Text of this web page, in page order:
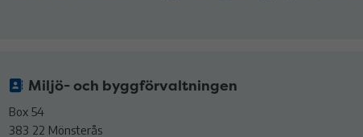
Miljö- och byggförvaltningen
Box 54
383 22 Mönsterås